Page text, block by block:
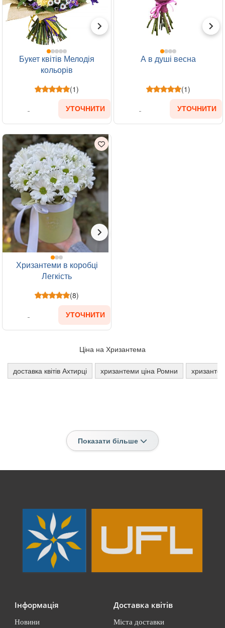
Букет квітів Мелодія
кольорів
(1)
УТОЧНИТИ
А в душі весна
(1)
УТОЧНИТИ
Хризантеми в коробці
Легкість
(8)
УТОЧНИТИ
Ціна на Хризантема
доставка квітів Ахтирці хризантеми ціна Ромни
Показати більше
Інформація
Новини
Доставка квітів
Міста доставки